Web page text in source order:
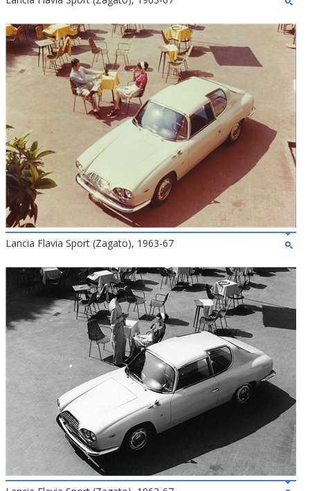
Lancia Flavia Sport (Zagato), 1963-67